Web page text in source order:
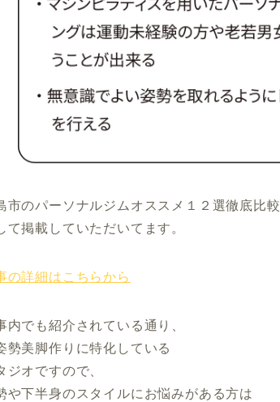
市のパーソナルジムオススメ１２選徹底比較
て掲載していただいてます。
の詳細はこちらから
内でも紹介されている通り、
勢美脚作りに特化している
ジオですので、
や下半身のスタイルにお悩みがある方は